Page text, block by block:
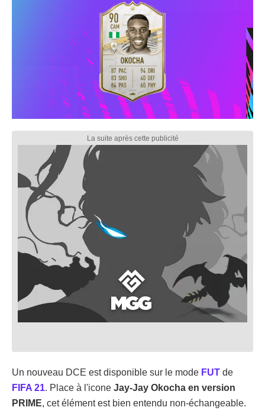
Un nouveau DCE est disponible sur le mode FUT de
FIFA 21. Place à l'icone Jay-Jay Okocha en version
PRIME, cet élément est bien entendu non-échangeable.